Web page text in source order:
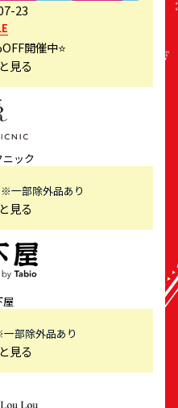
23
開催中⭐️
見る
ニック
※一部除外品あり
見る
屋
部除外品あり
見る